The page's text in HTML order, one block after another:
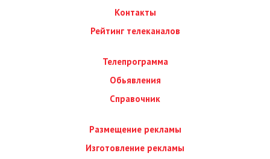
Контакты
Рейтинг телеканалов
Телепрограмма
Обьявления
Справочник
Размещение рекламы
Изготовление рекламы